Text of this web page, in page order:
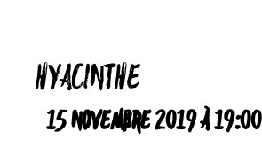
HYACINTHE
15 NOVEMBRE 2019 À 19:00